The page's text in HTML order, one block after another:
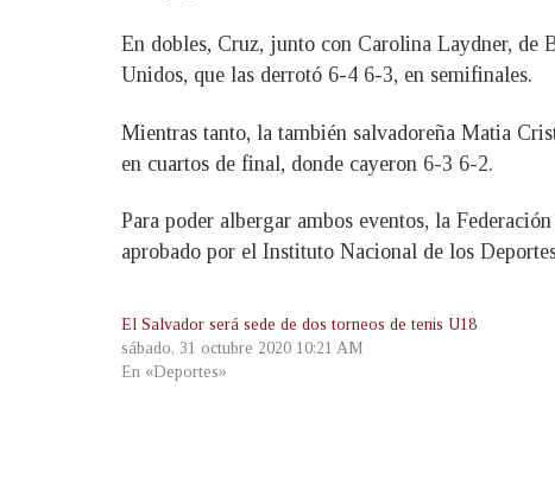
En dobles, Cruz, junto con Carolina Laydner, de
Unidos, que las derrotó 6-4 6-3, en semifinales.
Mientras tanto, la también salvadoreña Matia
en cuartos de final, donde cayeron 6-3 6-2.
Para poder albergar ambos eventos, la
aprobado por el Instituto Nacional de los
El Salvador será sede de dos torneos de tenis U18
sábado, 31 octubre 2020 10:21 AM
En «Deportes»